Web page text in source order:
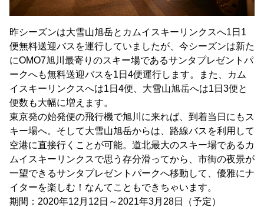
昨シーズンは大雪山旭岳とカムイスキーリンクスへ1日1
便無料送迎バスを運行していましたが、今シーズンは新た
にOMO7旭川最寄りのスキー場であるサンタプレゼントパ
ークへも無料送迎バスを1日4便運行します。また、カム
イスキーリンクスへは1日4便、大雪山旭岳へは1日3便と
便数も大幅に増えます。
東京発の始発便の飛行機で旭川に来れば、到着当日にもス
キー場へ。そして大雪山旭岳からは、路線バスを利用して
空港に直接行くことが可能。道北最大のスキー場であるカ
ムイスキーリンクスで思う存分滑ってから、市街の夜景が
一望できるサンタプレゼントパークへ移動して、優雅にナ
イターを楽しむ！なんてこともできちゃいます。
期間：2020年12月12日～2021年3月28日（予定）